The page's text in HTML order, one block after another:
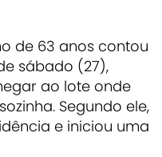
de 63 anos contou
sábado (27),
ao lote onde
Segundo ele,
e iniciou uma